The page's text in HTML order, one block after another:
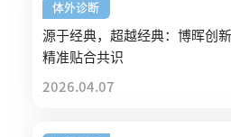
体外诊断
源于经典，超越经典：博晖创
精准贴合共识
2026.04.07